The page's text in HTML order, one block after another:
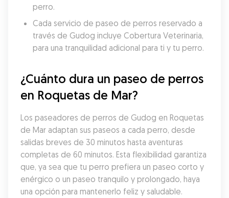
perro.
Cada servicio de paseo de perros reservado a
través de Gudog incluye Cobertura Veterinaria,
para una tranquilidad adicional para ti y tu perro.
¿Cuánto dura un paseo de perros
en Roquetas de Mar?
Los paseadores de perros de Gudog en Roquetas
de Mar adaptan sus paseos a cada perro, desde
salidas breves de 30 minutos hasta aventuras
completas de 60 minutos. Esta flexibilidad garantiza
que, ya sea que tu perro prefiera un paseo corto y
enérgico o un paseo tranquilo y prolongado, haya
una opción para mantenerlo feliz y saludable.